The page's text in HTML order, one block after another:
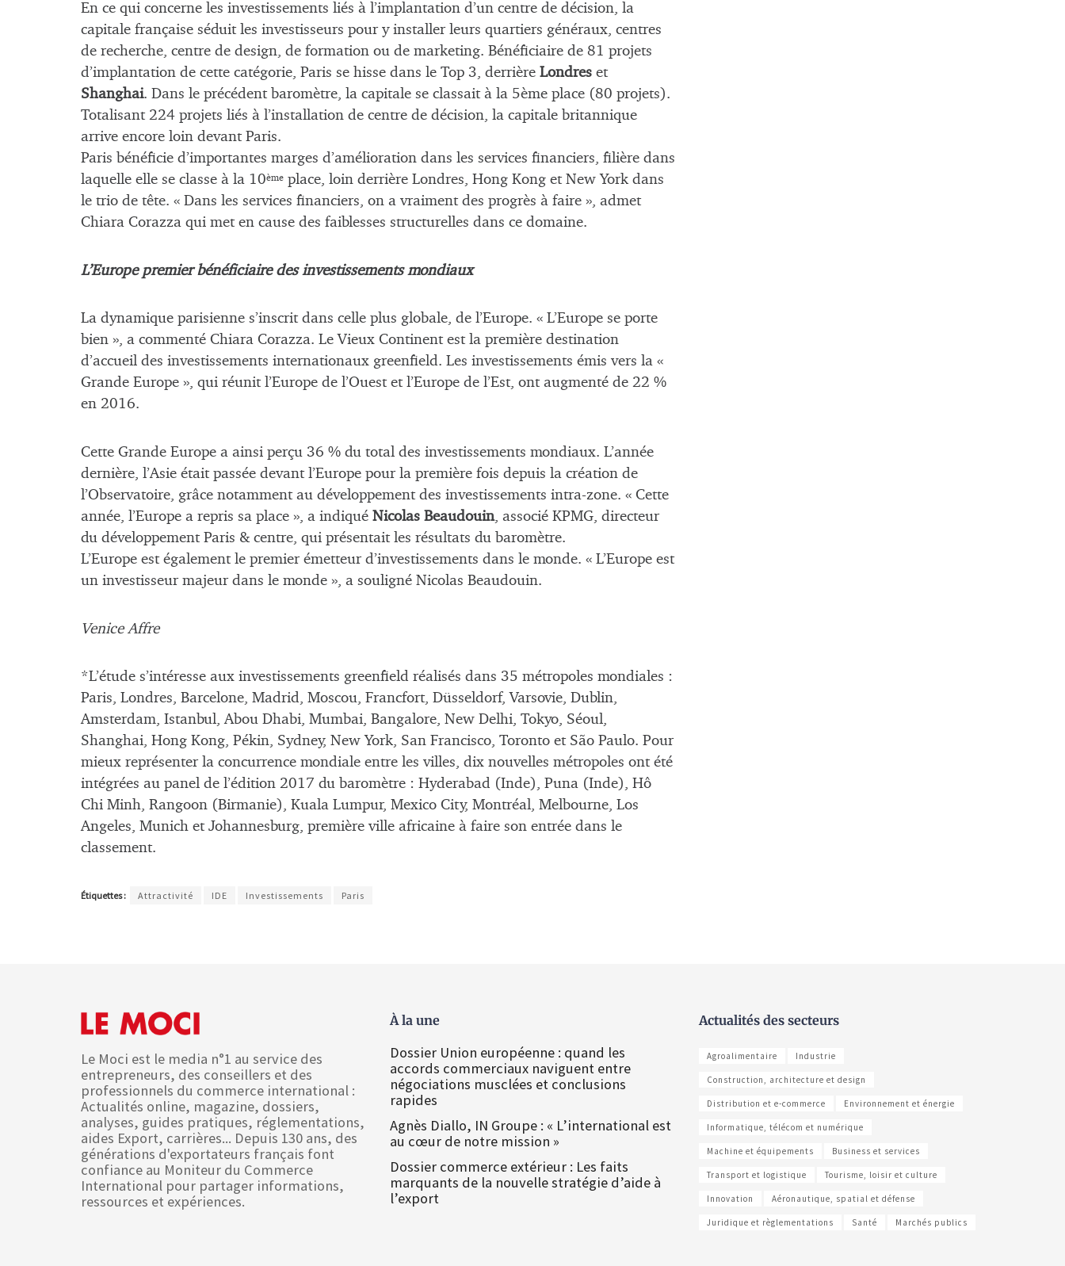
En ce qui concerne les investissements liés à l’implantation d’un centre de décision, la
capitale française séduit les investisseurs pour y installer leurs quartiers généraux, centres
de recherche, centre de design, de formation ou de marketing. Bénéficiaire de 81 projets
d’implantation de cette catégorie, Paris se hisse dans le Top 3, derrière Londres et
Shanghai. Dans le précédent baromètre, la capitale se classait à la 5ème place (80 projets).
Totalisant 224 projets liés à l’installation de centre de décision, la capitale britannique
arrive encore loin devant Paris.
Paris bénéficie d’importantes marges d’amélioration dans les services financiers, filière dans
laquelle elle se classe à la 10ème place, loin derrière Londres, Hong Kong et New York dans
le trio de tête. « Dans les services financiers, on a vraiment des progrès à faire », admet
Chiara Corazza qui met en cause des faiblesses structurelles dans ce domaine.
L’Europe premier bénéficiaire des investissements mondiaux
La dynamique parisienne s’inscrit dans celle plus globale, de l’Europe. « L’Europe se porte
bien », a commenté Chiara Corazza. Le Vieux Continent est la première destination
d’accueil des investissements internationaux greenfield. Les investissements émis vers la «
Grande Europe », qui réunit l’Europe de l’Ouest et l’Europe de l’Est, ont augmenté de 22 %
en 2016.
Cette Grande Europe a ainsi perçu 36 % du total des investissements mondiaux. L’année
dernière, l’Asie était passée devant l’Europe pour la première fois depuis la création de
l’Observatoire, grâce notamment au développement des investissements intra-zone. « Cette
année, l’Europe a repris sa place », a indiqué Nicolas Beaudouin, associé KPMG, directeur
du développement Paris & centre, qui présentait les résultats du baromètre.
L’Europe est également le premier émetteur d’investissements dans le monde. « L’Europe est
un investisseur majeur dans le monde », a souligné Nicolas Beaudouin.
Venice Affre
*L’étude s’intéresse aux investissements greenfield réalisés dans 35 métropoles mondiales :
Paris, Londres, Barcelone, Madrid, Moscou, Francfort, Düsseldorf, Varsovie, Dublin,
Amsterdam, Istanbul, Abou Dhabi, Mumbai, Bangalore, New Delhi, Tokyo, Séoul,
Shanghai, Hong Kong, Pékin, Sydney, New York, San Francisco, Toronto et São Paulo. Pour
mieux représenter la concurrence mondiale entre les villes, dix nouvelles métropoles ont été
intégrées au panel de l’édition 2017 du baromètre : Hyderabad (Inde), Puna (Inde), Hô
Chi Minh, Rangoon (Birmanie), Kuala Lumpur, Mexico City, Montréal, Melbourne, Los
Angeles, Munich et Johannesburg, première ville africaine à faire son entrée dans le
classement.
Étiquettes : Attractivité IDE Investissements Paris
Le Moci est le media n°1 au service des
entrepreneurs, des conseillers et des
professionnels du commerce international :
Actualités online, magazine, dossiers,
analyses, guides pratiques, réglementations,
aides Export, carrières... Depuis 130 ans, des
générations d'exportateurs français font
confiance au Moniteur du Commerce
International pour partager informations,
ressources et expériences.
À la une
Dossier Union européenne : quand les
accords commerciaux naviguent entre
négociations musclées et conclusions
rapides
Agnès Diallo, IN Groupe : « L’international est
au cœur de notre mission »
Dossier commerce extérieur : Les faits
marquants de la nouvelle stratégie d’aide à
l’export
Actualités des secteurs
Agroalimentaire Industrie
Construction, architecture et design
Distribution et e-commerce Environnement et énergie
Informatique, télécom et numérique
Machine et équipements Business et services
Transport et logistique Tourisme, loisir et culture
Innovation Aéronautique, spatial et défense
Juridique et règlementations Santé Marchés publics